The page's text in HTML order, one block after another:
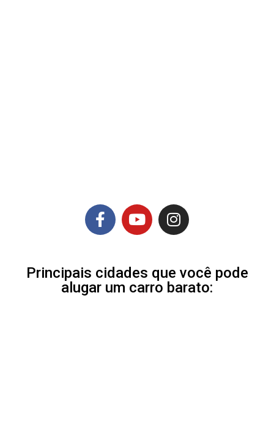
Principais cidades que você pode
alugar um carro barato: